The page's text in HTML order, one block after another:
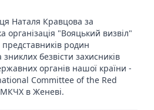
Наталя Кравцова за
організація "Вояцький визвіл"
представників родин
безвісти захисників
органів нашої країни -
Committee of the Red
МКЧХ в Женеві.